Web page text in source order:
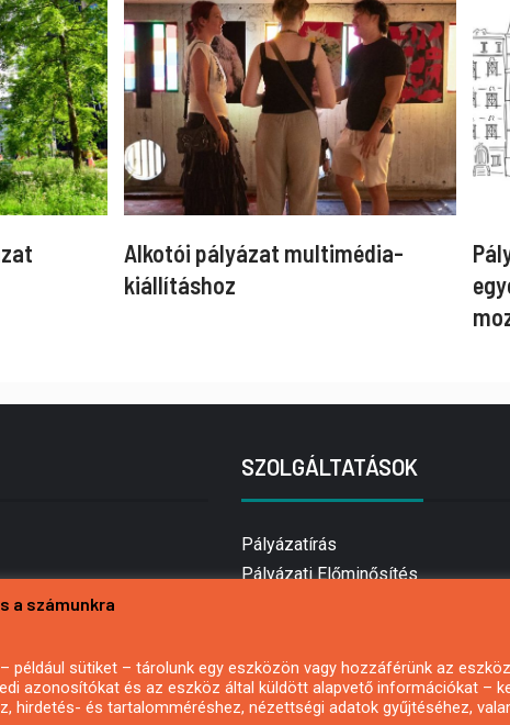
Alkotói pályázat multimédia-
kiállításhoz
SZOLGÁLTATÁSOK
Pályázatírás
Pályázati Előminősítés
Mezőgazdasági pályázatírás
Pályázatírás magánszemélyeknek
a számunkra
például sütiket – tárolunk egy eszközön vagy hozzáférünk az
azonosítókat és az eszköz által küldött alapvető információkat –
hirdetés- és tartalomméréshez, nézettségi adatok gyűjtéséhez,